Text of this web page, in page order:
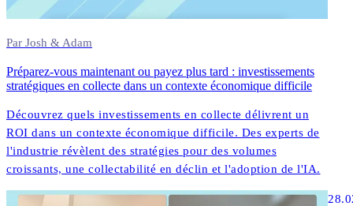
Par Josh & Adam
Préparez-vous maintenant ou payez plus tard : investissements
stratégiques en collecte dans un contexte économique difficile
Découvrez quels investissements en collecte délivrent un
ROI dans un contexte économique difficile. Des experts de
l'industrie révèlent des stratégies pour des volumes
croissants, une collectabilité en déclin et l'adoption de l'IA.